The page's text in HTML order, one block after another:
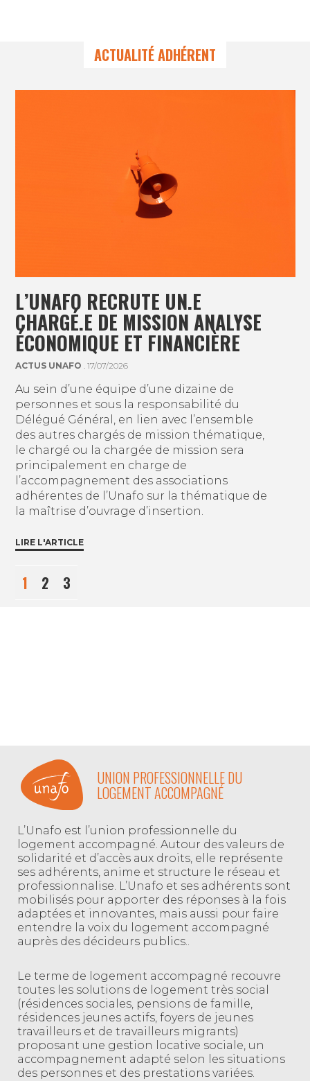
ACTUALITÉ ADHÉRENT
L’UNAFO RECRUTE UN.E
CHARGÉ.E DE MISSION ANALYSE
ÉCONOMIQUE ET FINANCIÈRE
ACTUS UNAFO . 17/07/2026
Au sein d’une équipe d’une dizaine de
personnes et sous la responsabilité du
Délégué Général, en lien avec l’ensemble
des autres chargés de mission thématique,
le chargé ou la chargée de mission sera
principalement en charge de
l’accompagnement des associations
adhérentes de l’Unafo sur la thématique de
la maîtrise d’ouvrage d’insertion.
LIRE L'ARTICLE
1 2 3
UNION PROFESSIONNELLE DU
LOGEMENT ACCOMPAGNÉ
L’Unafo est l’union professionnelle du
logement accompagné. Autour des valeurs de
solidarité et d’accès aux droits, elle représente
ses adhérents, anime et structure le réseau et
professionnalise. L’Unafo et ses adhérents sont
mobilisés pour apporter des réponses à la fois
adaptées et innovantes, mais aussi pour faire
entendre la voix du logement accompagné
auprès des décideurs publics..
Le terme de logement accompagné recouvre
toutes les solutions de logement très social
(résidences sociales, pensions de famille,
résidences jeunes actifs, foyers de jeunes
travailleurs et de travailleurs migrants)
proposant une gestion locative sociale, un
accompagnement adapté selon les situations
des personnes et des prestations variées.